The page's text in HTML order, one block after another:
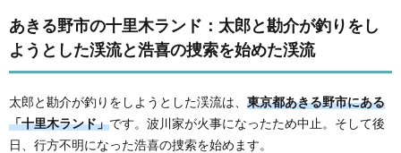
あきる野市の十里木ランド：太郎と勘介が釣りをし
ようとした渓流と浩喜の捜索を始めた渓流
太郎と勘介が釣りをしようとした渓流は、 東京都あきる野市にある
「十里木ランド」です。波川家が火事になったため中止。そして後
日、行方不明になった浩喜の捜索を始めます。